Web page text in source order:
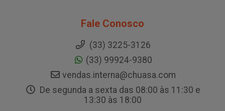
Fale Conosco
(33) 3225-3126
(33) 99924-9380
vendas.interna@chuasa.com
De segunda a sexta das 08:00 às 11:30 e
13:30 às 18:00